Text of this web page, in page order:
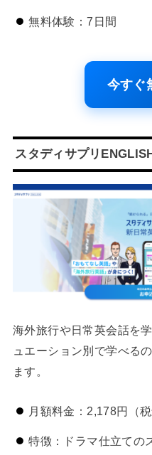
無料体験：7日間
今すぐ
スタディサプリ
海外旅行や日常英会話を
ュエーション別で学べる
ます。
月額料金：2,178円（税
特徴：ドラマ仕立ての